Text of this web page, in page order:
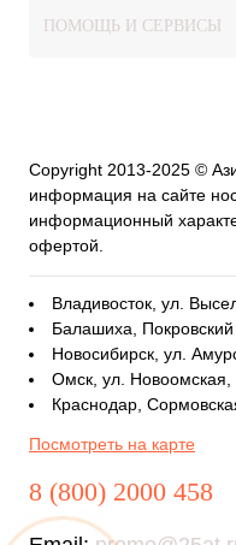
ПОМОЩЬ И СЕРВИСЫ
Copyright 2013-2025 ©
информация на сайте
информационный
офертой.
Владивосток, ул.
Балашиха,
Новосибирск, ул.
Омск, ул. Новоомская,
Краснодар,
Посмотреть на карте
8 (800) 2000 458